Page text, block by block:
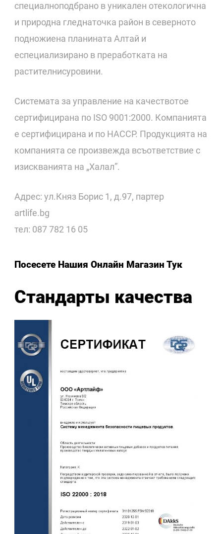
специалноподбрано в уникален отекологична
и природна гледнаточка район в северното
подножиена планината Алтай и
еспециализирано в преработката на
растителнисуровини.
Системата за управление на качествотое
сертифицирана по ISO 9001:2000. Компанията
е сертифицирана и по НАССР. Продукцията на
компанията се произвежда всъответствие с
изискванията на „Халал”.
Адрес: ул.Княз Борис 1, д.97, партер
artlife.bg
тел: 087 782 16 05
Посесете Нашия Онлайн Магазин Тук
Стандарты качества